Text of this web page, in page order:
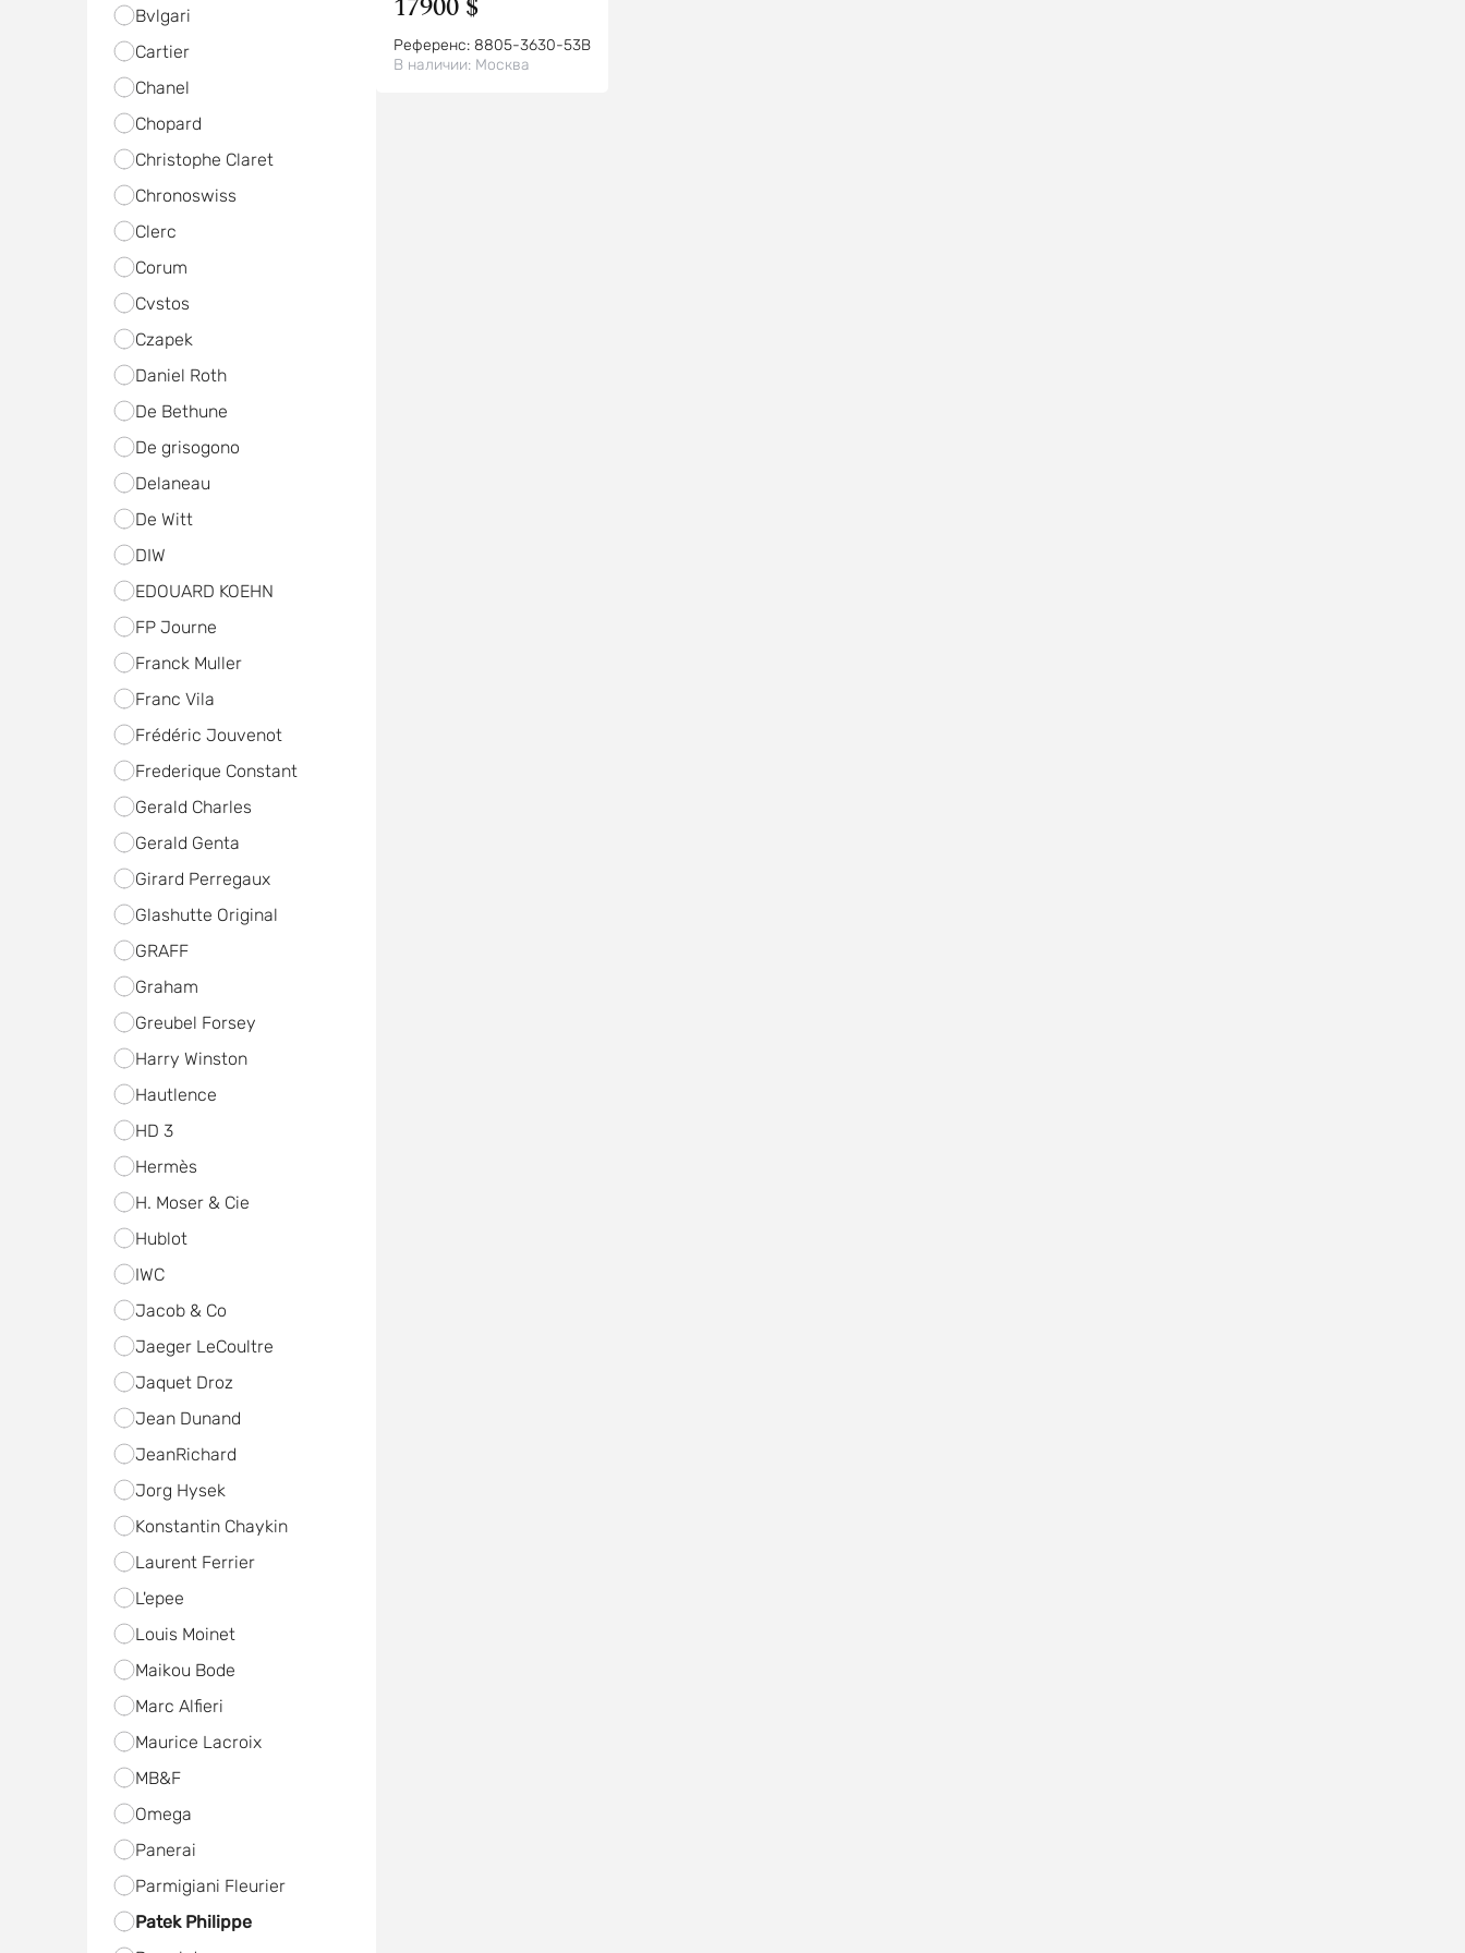
Bvlgari
Cartier
Chanel
Chopard
Christophe Claret
Chronoswiss
Clerc
Corum
Cvstos
Czapek
Daniel Roth
De Bethune
De grisogono
Delaneau
De Witt
DIW
EDOUARD KOEHN
FP Journe
Franck Muller
Franc Vila
Frédéric Jouvenot
Frederique Constant
Gerald Charles
Gerald Genta
Girard Perregaux
Glashutte Original
GRAFF
Graham
Greubel Forsey
Harry Winston
Hautlence
HD 3
Hermès
H. Moser & Cie
Hublot
IWC
Jacob & Co
Jaeger LeCoultre
Jaquet Droz
Jean Dunand
JeanRichard
Jorg Hysek
Konstantin Chaykin
Laurent Ferrier
L'epee
Louis Moinet
Maikou Bode
Marc Alfieri
Maurice Lacroix
MB&F
Omega
Panerai
Parmigiani Fleurier
Patek Philippe
Референс: 8805-3630-53B
В наличии: Москва